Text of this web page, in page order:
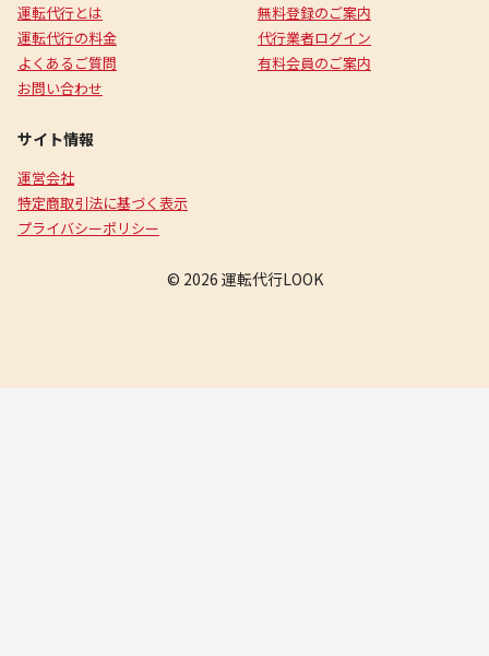
運転代行とは
運転代行の料金
よくあるご質問
お問い合わせ
無料登録のご案内
代行業者ログイン
有料会員のご案内
サイト情報
運営会社
特定商取引法に基づく表示
プライバシーポリシー
© 2026 運転代行LOOK